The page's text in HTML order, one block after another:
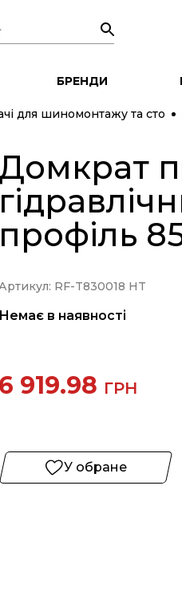
БРЕНДИ
для шиномонтажу та сто
Домкрат
профіль
RF-T830018 HT
Немає в наявності
6 919.98 ГРН
У обране